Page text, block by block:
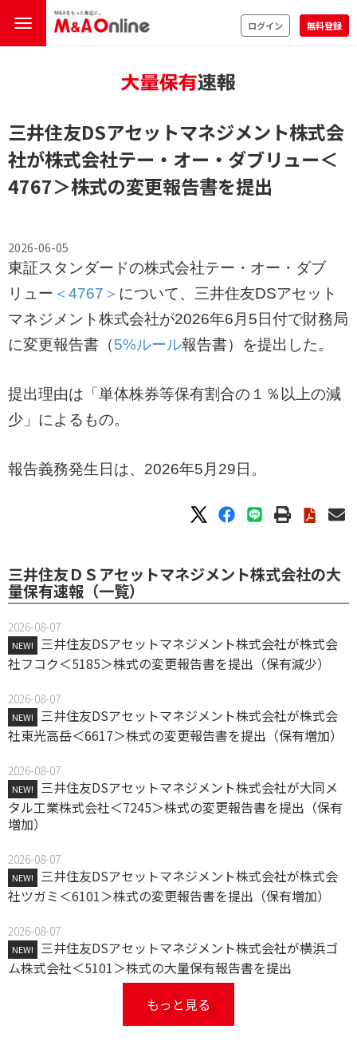
ログイン 無料登録
三井住友DSアセットマネジメント株式会
社が株式会社テー・オー・ダブリュー＜
4767＞株式の変更報告書を提出
2026-06-05
東証スタンダードの株式会社テー・オー・ダブ
リュー ＜4767＞ について、三井住友DSアセット
マネジメント株式会社が2026年6月5日付で財務局
に変更報告書（5%ルール報告書）を提出した。
提出理由は「単体株券等保有割合の１％以上の減
少」によるもの。
報告義務発生日は、2026年5月29日。
三井住友ＤＳアセットマネジメント株式会社の大
量保有速報（一覧）
2026-08-07
NEW!
三井住友DSアセットマネジメント株式会社が株式会
社フコク＜5185＞株式の変更報告書を提出（保有減少）
2026-08-07
NEW!
三井住友DSアセットマネジメント株式会社が株式会
社東光高岳＜6617＞株式の変更報告書を提出（保有増加）
2026-08-07
NEW!
三井住友DSアセットマネジメント株式会社が大同メ
タル工業株式会社＜7245＞株式の変更報告書を提出（保有
増加）
2026-08-07
NEW!
三井住友DSアセットマネジメント株式会社が株式会
社ツガミ＜6101＞株式の変更報告書を提出（保有増加）
2026-08-07
NEW!
三井住友DSアセットマネジメント株式会社が横浜ゴ
ム株式会社＜5101＞株式の大量保有報告書を提出
もっと見る